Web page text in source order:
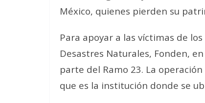
México, quienes pierden su
Para apoyar a las víctimas de
Desastres Naturales, Fonden,
parte del Ramo 23. La
que es la institución donde se